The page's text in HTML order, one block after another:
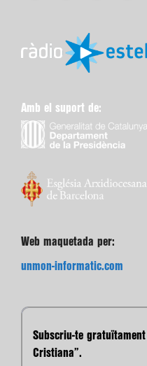
Amb el suport de:
Web maquetada per:
unmon-informatic.com
Subscriu-te
Cristiana”.